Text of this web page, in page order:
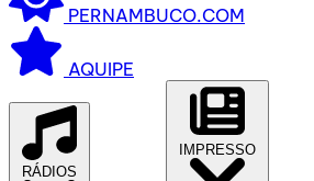
PERNAMBUCO.COM
AQUIPE
RÁDIOS
IMPRESSO